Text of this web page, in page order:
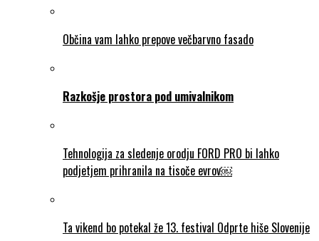
Občina vam lahko prepove večbarvno fasado
Razkošje prostora pod umivalnikom
Tehnologija za sledenje orodju FORD PRO bi lahko
podjetjem prihranila na tisoče evrov￼
Ta vikend bo potekal že 13. festival Odprte hiše Slovenije